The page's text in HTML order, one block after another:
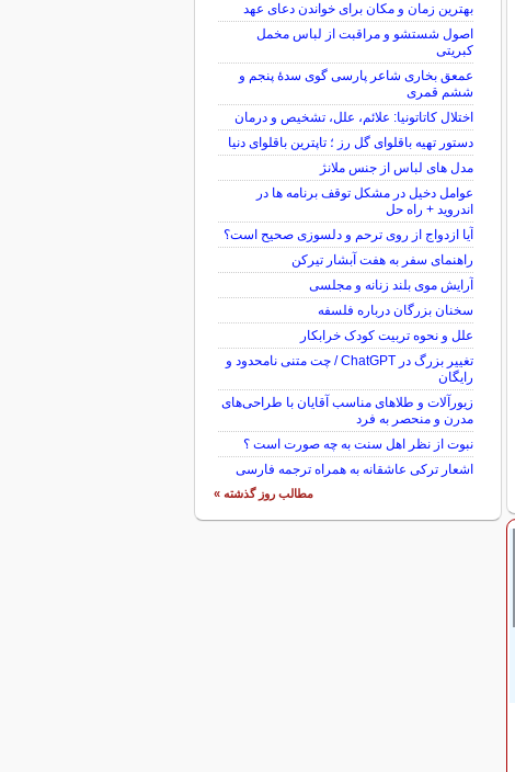
بهترین زمان و مکان برای خواندن دعای عهد
اصول شستشو و مراقبت از لباس مخمل
کبریتی
عمعق بخاری شاعر پارسی گوی سدهٔ پنجم و
ششم قمری
اختلال کاتاتونیا: علائم، علل، تشخیص و درمان
دستور تهیه باقلوای گل رز ؛ تاپترین باقلوای دنیا
مدل های لباس از جنس ملانژ
عوامل دخیل در مشکل توقف برنامه ها در
اندروید + راه حل
آیا ازدواج از روی ترحم و دلسوزی صحیح است؟
راهنمای سفر به هفت آبشار تیرکن
آرایش موی بلند زنانه و مجلسی
سخنان بزرگان درباره فلسفه
علل و نحوه تربیت کودک خرابکار
تغییر بزرگ در ChatGPT / چت متنی نامحدود و
رایگان
زیورآلات و طلاهای مناسب آقایان با طراحی‌های
مدرن و منحصر به فرد
نبوت از نظر اهل سنت به چه صورت است ؟
اشعار ترکی عاشقانه به همراه ترجمه فارسی
مطالب روز گذشته »